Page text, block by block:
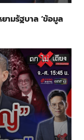
ามรัฐบาล ‘ข้อมูล